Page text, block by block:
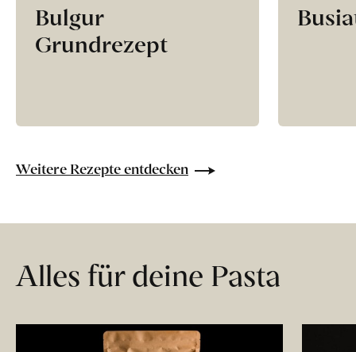
Bulgur
Grundrezept
Weitere Rezepte entdecken
Alles für deine Pasta